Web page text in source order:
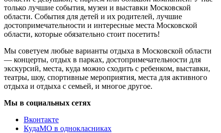
только лучшие события, музеи и выставки Московской
области. События для детей и их родителей, лучшие
достопримечательности и интересные места Московской
области, которые обязательно стоит посетить!
Мы советуем любые варианты отдыха в Московской области
— концерты, отдых в парках, достопримечательности для
экскурсий, места, куда можно сходить с ребенком, выставки,
театры, шоу, спортивные мероприятия, места для активного
отдыха и отдыха с семьей, и многое другое.
Мы в социальных сетях
Вконтакте
КудаМО в однокласниках